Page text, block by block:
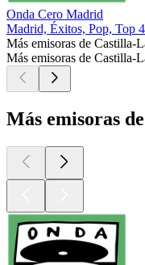
Onda Cero Madrid
Madrid, Éxitos, Pop, Top
Más emisoras de Castilla-
Más emisoras de Castilla-
Más emisoras